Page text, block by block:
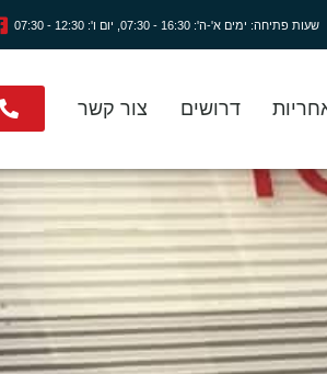
שעות פתיחה: ימים א'-ה': 16:30 - 07:30, יום ו': 12:30 - 07:30
דרושים צור קשר